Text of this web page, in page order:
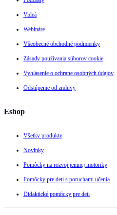
Videá
Webináre
Všeobecné obchodné podmienky
Zásady používania súborov cookie
Vyhlásenie o ochrane osobných údajov
Odstúpenie od zmluvy
Eshop
Všetky produkty
Novinky
Pomôcky na rozvoj jemnej motoriky
Pomôcky pre deti s poruchami učenia
Didaktické pomôcky pre deti